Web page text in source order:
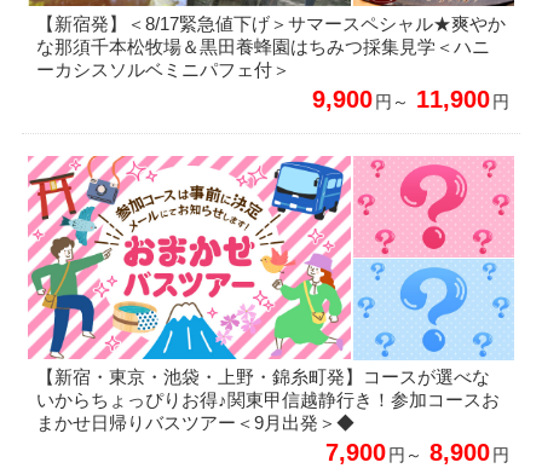
【新宿発】＜8/17緊急値下げ＞サマースペシャル★爽やか
な那須千本松牧場＆黒田養蜂園はちみつ採集見学＜ハニ
ーカシスソルベミニパフェ付＞
9,900円～ 11,900円
【新宿・東京・池袋・上野・錦糸町発】コースが選べな
いからちょっぴりお得♪関東甲信越静行き！参加コースお
まかせ日帰りバスツアー＜9月出発＞◆
7,900円～ 8,900円